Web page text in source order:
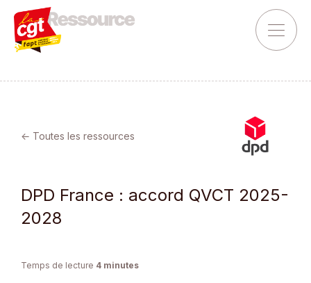
← Toutes les ressources
DPD France : accord QVCT 2025-
2028
Temps de lecture 4 minutes